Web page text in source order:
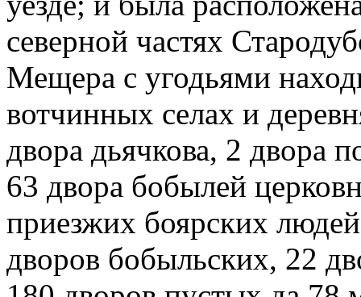
северной частях
Мещера с угодьями
вотчинных селах и
двора дьячкова, 2 двора
63 двора бобылей
приезжих боярских
дворов бобыльских, 22